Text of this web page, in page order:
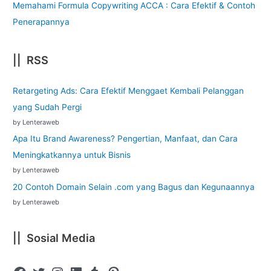
Memahami Formula Copywriting ACCA : Cara Efektif & Contoh
Penerapannya
|| RSS
Retargeting Ads: Cara Efektif Menggaet Kembali Pelanggan
yang Sudah Pergi
by Lenteraweb
Apa Itu Brand Awareness? Pengertian, Manfaat, dan Cara
Meningkatkannya untuk Bisnis
by Lenteraweb
20 Contoh Domain Selain .com yang Bagus dan Kegunaannya
by Lenteraweb
|| Sosial Media